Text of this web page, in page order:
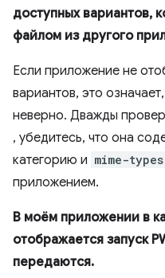
доступных вариантов,
файлом из другого
Если приложение не
вариантов, это
неверно. Дважды
, убедитесь, что она
категорию и mime-types
приложением.
В моём приложении в
отображается запуск
передаются.